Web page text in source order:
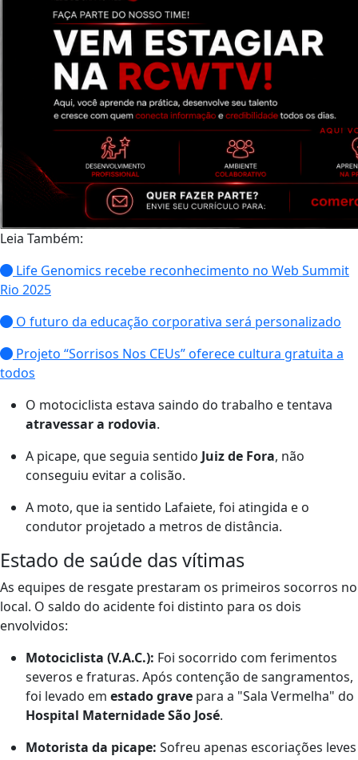
Leia Também:
Life Genomics recebe reconhecimento no Web Summit
Rio 2025
O futuro da educação corporativa será personalizado
Projeto “Sorrisos Nos CEUs” oferece cultura gratuita a
todos
O motociclista estava saindo do trabalho e tentava
atravessar a rodovia.
A picape, que seguia sentido Juiz de Fora, não
conseguiu evitar a colisão.
A moto, que ia sentido Lafaiete, foi atingida e o
condutor projetado a metros de distância.
Estado de saúde das vítimas
As equipes de resgate prestaram os primeiros socorros no
local. O saldo do acidente foi distinto para os dois
envolvidos:
Motociclista (V.A.C.): Foi socorrido com ferimentos
severos e fraturas. Após contenção de sangramentos,
foi levado em estado grave para a "Sala Vermelha" do
Hospital Maternidade São José.
Motorista da picape: Sofreu apenas escoriações leves